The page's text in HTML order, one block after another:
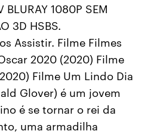
BLURAY 1080P SEM
3D HSBS.
Assistir. Filme Filmes
2020 (2020) Filme
Filme Um Lindo Dia
Glover) é um jovem
é se tornar o rei da
uma armadilha